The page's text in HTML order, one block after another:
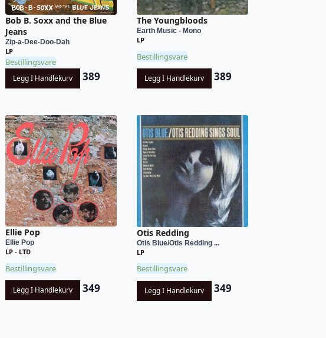
Bob B. Soxx and the Blue
Jeans
Zip-a-Dee-Doo-Dah
LP
Bestillingsvare
Legg I Handlekurv 389
The Youngbloods
Earth Music - Mono
LP
Bestillingsvare
Legg I Handlekurv 389
Ellie Pop
Ellie Pop
LP - LTD
Bestillingsvare
Legg I Handlekurv 349
Otis Redding
Otis Blue/Otis Redding ...
LP
Bestillingsvare
Legg I Handlekurv 349